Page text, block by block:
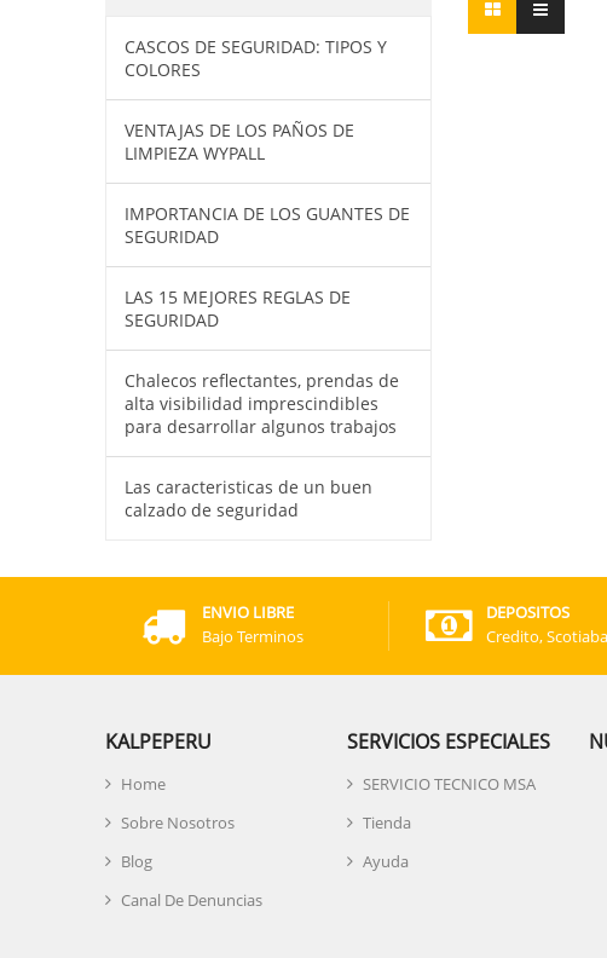
CASCOS DE SEGURIDAD: TIPOS Y
COLORES
VENTAJAS DE LOS PAÑOS DE
LIMPIEZA WYPALL
IMPORTANCIA DE LOS GUANTES DE
SEGURIDAD
LAS 15 MEJORES REGLAS DE
SEGURIDAD
Chalecos reflectantes, prendas de
alta visibilidad imprescindibles
para desarrollar algunos trabajos
Las caracteristicas de un buen
calzado de seguridad
ENVIO LIBRE
Bajo Terminos
DEPOSITOS
Credito,
KALPEPERU
Home
Sobre Nosotros
Blog
Canal De Denuncias
SERVICIOS ESPECIALES
SERVICIO TECNICO MSA
Tienda
Ayuda